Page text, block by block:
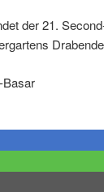
der 21.